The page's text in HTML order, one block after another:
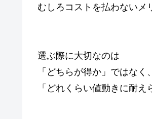
むしろコストを払わないメ
選ぶ際に大切なのは
「どちらが得か」ではなく、
「どれくらい値動きに耐え